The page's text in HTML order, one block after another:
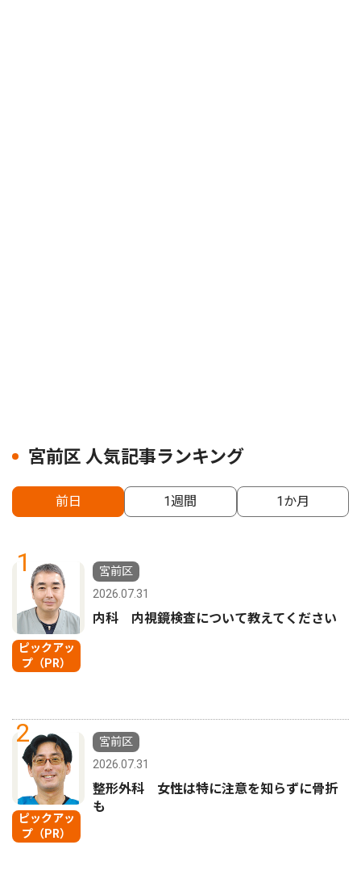
宮前区 人気記事ランキング
前日 1週間 1か月
1
ピックアッ
プ（PR）
宮前区
2026.07.31
内科 内視鏡検査について教えてください
2
ピックアッ
プ（PR）
宮前区
2026.07.31
整形外科 女性は特に注意を知らずに骨折
も